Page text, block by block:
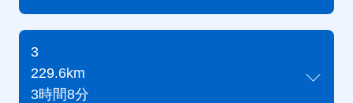
3
229.6km
3時間8分